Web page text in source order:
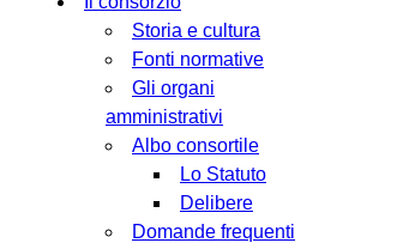
Storia e cultura
Fonti normative
Gli organi
amministrativi
Albo consortile
Lo Statuto
Delibere
Domande frequenti